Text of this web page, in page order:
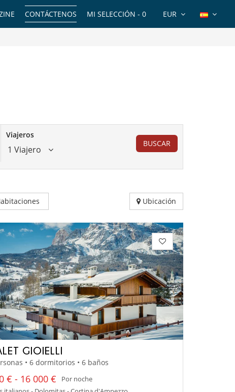
EUR
MI SELECCIÓN - 0
CONTÁCTENOS
Viajeros
1 Viajero
BUSCAR
Ubicación
GIOIELLI
• 6 dormitorios • 6 baños
€ - 16 000 €
Por noche